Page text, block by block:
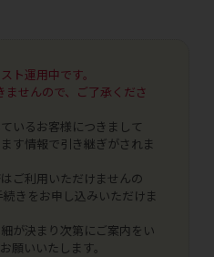
ト運用中です。
せんので、ご了承くださ
いるお客様につきまして
す情報で引き継ぎがされま
ご利用いただけませんの
きをお申し込みいただけま
が決まり次第にご案内をい
願いいたします。